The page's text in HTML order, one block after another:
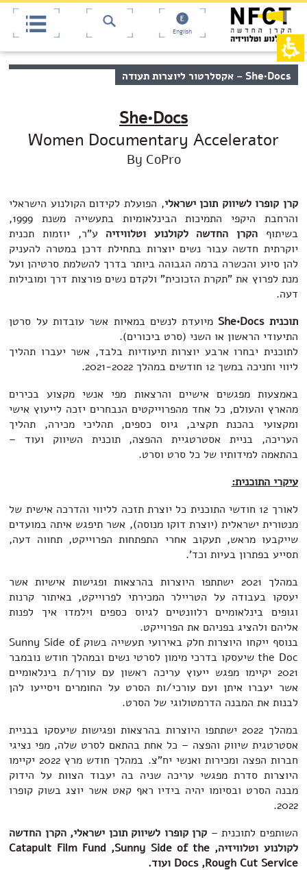
תחילתו
אינטרנט,
לחץ
אנטר
ראש
באפשרותך
ללחוץ
אנטר
כדי
לדלג
English
תוכן
מרכזי,
She•Docs – אקסלרטור ליוצרות תעודה
She•Docs
Women Documentary Accelerator
By CoPro
קרן קופרו לשיווק תוכן ישראלי, הפועלת לקידום הקולנוע הישראלי
והרחבת היקפי התמיכות הבינלאומיות בתעשייה משנת 1999,
בשיתוף הקרן החדשה לקולנוע וטלוויזיה ע"ר, יוזמות תכנית
יוקרתית חדשה עבור נשים יוצרות בתחילת דרכן במטרה להעניק
להן סיוע והכשרה ברמה הגבוהה ביותר בדרך להשלמת סרטיהן ועל
מנת לפרוץ את "תקרת הזכוכית" ולקדם נשים פורצות דרך ומובילות
דעה.
תוכנית She•Docs
מיועדת לנשים במאיות אשר עובדות על סרטן
התיעודי הראשון או השני (סרט ביכורים).
לתוכנית יבחרו ארבע יוצרות תיעודיות בלבד, אשר יעברו תהליך
ליווי וחניכה במשך 12 חודשים במהלך 2021-2022.
באמצעות מפגשים אישיים והרצאות מפי אנשי מקצוע בכירים
מהארץ והעולם, כל אחד מהפרוייקטים הנבחרים יזכה לייעוץ אישי
ומקצועי בהכנת תקציב, גיוס כספים, תהליכי מכירה, תהליך
העריכה, בניית אסטרטגיית ההפצה, תוכנית השיווק ועוד –
בהתאמה למידותיו של כל סרט וסרט.
עיקרי התוכנית:
לאורך 12 חודשי התוכנית כל יוצרת תזכה לליווי והדרכה אישית של
מנטורית ישראלית (יוצרת דוקו מנוסה), אשר תיפגש איתה במועדים
שייקבעו מראש, תעקוב אחרי התפתחות הפרוייקט, תחווה דעה,
תסייע בפתרון בעיות וכד'.
במהלך 2021 ישתתפו היוצרות בהרצאות ופגישות אישיות אשר
יעסקו בעבודה על הטריילר המכירתי לפרוייקט, באיתור קרנות
וגופים בינלאומיים רלוונטיים לגיוס כספים וילמדו איך לפנות
אליהם ולהציג בפניהם את הפרוייקט.
בנוסף ייקחו היוצרות חלק באירועי תעשייה בשוק Sunny Side of
the Doc שיעסקו בדרכי מימון לסרטי נשים ובמהלך חודש נובמבר
2021 יקיימו מפגש ייעוץ עריכה ראשון עם עורך/ת בינלאומיים
אשר יעברו איתן ועם עורכי/ות הסרט על החומרים ויסייעו להן
לבנות את המבנה הדרמטולוגי של הסרט.
במהלך 2022 ישתתפו היוצרות בהרצאות ופגישות שיעסקו בבניית
אסטרטגית שיווק והפצה – כל אחת בהתאם לסרט שלה, מפי נציגי
חברות הפצה ומכירות ואנשי יח"צ. במהלך חודש מרץ 2022 יקיימו
היוצרות סדרת מפגשי עריכה שניה בה יעבוד הצוות על הידוק
מבנה הסרט ובסיומו יהיה בידיו ראף קאט אשר יוצג בשוק קופרו
2022.
השותפים לתוכנית – קרן קופרו לשיווק תוכן ישראלי, הקרן החדשה
לקולנוע וטלוויזיה, Catapult Film Fund ,Sunny Side of the
Docs ,Rough Cut Service ועוד.